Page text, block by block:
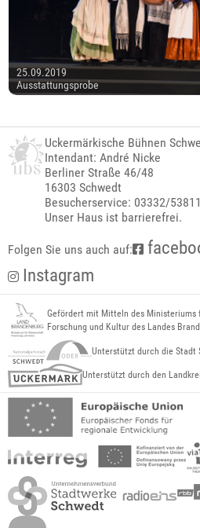
25.09.2019
Ausstattungsprobe
Uckermärkische Bühnen
Intendant: André Nicke
Berliner Straße 46/48
16303 Schwedt
Besucherservice: 03332/
Unser Haus ist barrierefrei.
Folgen Sie uns auch auf:
Instagram
Gefördert mit Mitteln des Ministeriums
Forschung und Kultur des Landes
Unterstützt durch die Stadt
Unterstützt durch den